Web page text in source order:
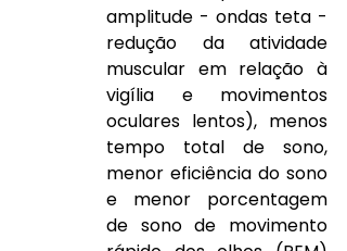
amplitude - ondas teta -
redução da atividade
muscular em relação à
vigília e movimentos
oculares lentos), menos
tempo total de sono,
menor eficiência do sono
e menor porcentagem
de sono de movimento